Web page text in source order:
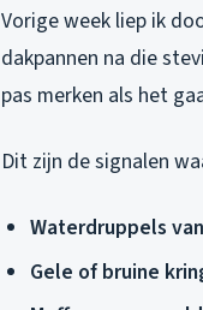
Vorige week liep ik
dakpannen na die
pas merken als het
Dit zijn de signalen
Waterdruppels
Gele of bruine